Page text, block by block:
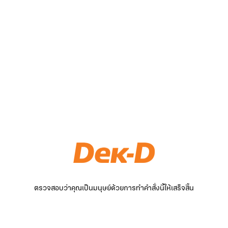
ตรวจสอบว่าคุณเป็นมนุษย์ด้วยการทำคำสั่งนี้ให้เสร็จสิ้น